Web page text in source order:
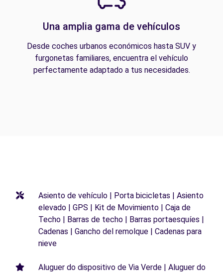
Una amplia gama de vehículos
Desde coches urbanos económicos hasta SUV y
furgonetas familiares, encuentra el vehículo
perfectamente adaptado a tus necesidades.
Asiento de vehículo | Porta bicicletas | Asiento
elevado | GPS | Kit de Movimiento | Caja de
Techo | Barras de techo | Barras portaesquíes |
Cadenas | Gancho del remolque | Cadenas para
nieve
Aluguer do dispositivo de Via Verde | Aluguer do